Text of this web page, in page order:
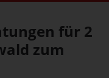
für 2
zum